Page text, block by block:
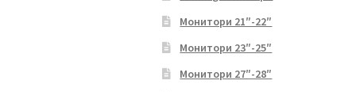
Монитори 21″-22″
Монитори 23″-25″
Монитори 27″-28″